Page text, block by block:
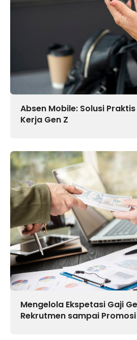
Absen Mobile: Solusi
Kerja Gen Z
Mengelola Ekspetasi Gaji
Rekrutmen sampai Promosi